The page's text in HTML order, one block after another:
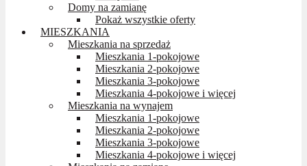
Domy na zamianę
Pokaż wszystkie oferty
MIESZKANIA
Mieszkania na sprzedaż
Mieszkania 1-pokojowe
Mieszkania 2-pokojowe
Mieszkania 3-pokojowe
Mieszkania 4-pokojowe i więcej
Mieszkania na wynajem
Mieszkania 1-pokojowe
Mieszkania 2-pokojowe
Mieszkania 3-pokojowe
Mieszkania 4-pokojowe i więcej